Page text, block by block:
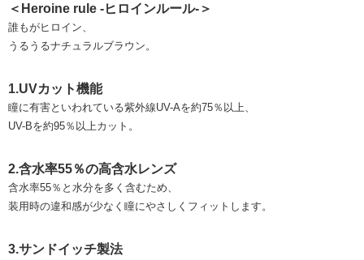
＜Heroine rule -ヒロインルール-＞
誰もがヒロイン、
うるうるナチュラルブラウン。
1.UVカット機能
瞳に有害といわれている紫外線UV-Aを約75％以上、
UV-Bを約95％以上カット。
2.含水率55％の高含水レンズ
含水率55％と水分を多く含むため、
装用時の違和感が少なく瞳にやさしくフィットします。
3.サンドイッチ製法